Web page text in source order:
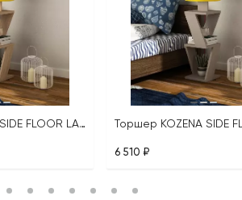
Торшер KOZENA SIDE FLOOR LAMP
6 510 ₽